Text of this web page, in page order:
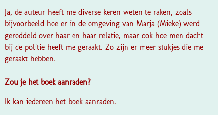
Ja, de auteur heeft me diverse keren weten te raken, zoals
bijvoorbeeld hoe er in de omgeving van Marja (Mieke) werd
geroddeld over haar en haar relatie, maar ook hoe men dacht
bij de politie heeft me geraakt. Zo zijn er meer stukjes die me
geraakt hebben.
Zou je het boek aanraden?
Ik kan iedereen het boek aanraden.